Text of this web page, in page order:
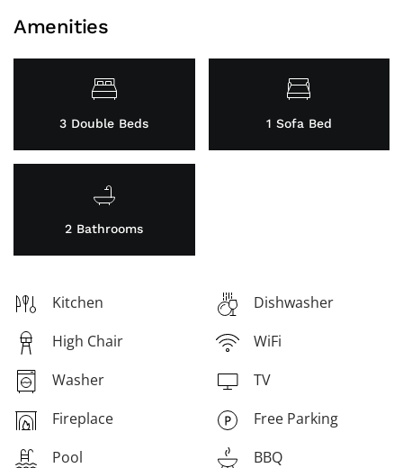
Amenities
3 Double Beds 1 Sofa Bed
2 Bathrooms
Kitchen
Dishwasher
High Chair
WiFi
Washer
TV
Fireplace
Free Parking
Pool
BBQ